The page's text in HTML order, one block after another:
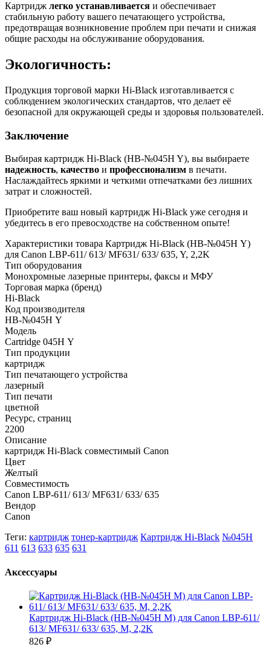
Картридж легко устанавливается и обеспечивает
стабильную работу вашего печатающего устройства,
предотвращая возникновение проблем при печати и снижая
общие расходы на обслуживание оборудования.
Экологичность:
Продукция торговой марки Hi-Black изготавливается с
соблюдением экологических стандартов, что делает её
безопасной для окружающей среды и здоровья пользователей.
Заключение
Выбирая картридж Hi-Black (HB-№045H Y), вы выбираете
надежность, качество и профессионализм в печати.
Наслаждайтесь яркими и четкими отпечатками без лишних
затрат и сложностей.
Приобретите ваш новый картридж Hi-Black уже сегодня и
убедитесь в его превосходстве на собственном опыте!
Характеристики товара Картридж Hi-Black (HB-№045H Y)
для Canon LBP-611/ 613/ MF631/ 633/ 635, Y, 2,2K
Тип оборудования
Монохромные лазерные принтеры, факсы и МФУ
Торговая марка (бренд)
Hi-Black
Код производителя
HB-№045H Y
Модель
Cartridge 045H Y
Тип продукции
картридж
Тип печатающего устройства
лазерный
Тип печати
цветной
Ресурс, страниц
2200
Описание
картридж Hi-Black совместимый Canon
Цвет
Желтый
Совместимость
Canon LBP-611/ 613/ MF631/ 633/ 635
Вендор
Canon
Теги: картридж тонер-картридж Картридж Hi-Black №045H
611 613 633 635 631
Аксессуары
Картридж Hi-Black (HB-№045H M) для Canon LBP-611/
613/ MF631/ 633/ 635, M, 2,2K
826 ₽